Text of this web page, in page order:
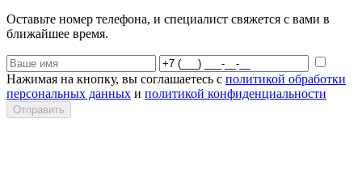
Оставьте номер телефона, и специалист свяжется с вами в
ближайшее время.
Нажимая на кнопку, вы соглашаетесь с политикой обработки
персональных данных и политикой конфиденциальности
Отправить